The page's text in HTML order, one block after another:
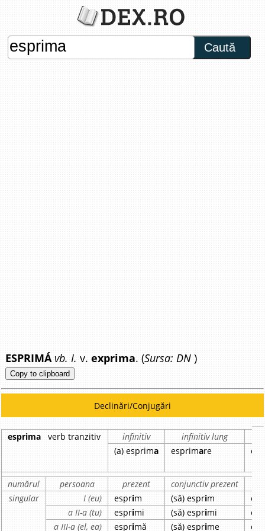
Caută
ESPRIMÁ vb. I. v.exprima. (Sursa: DN )
Copy to clipboard
Declinări/Conjugări
esprima verb tranzitiv infinitiv infinitiv lung
(a) esprima esprimare
numărul persoana prezent conjunctiv prezent
singular
I (eu) esprim (să) esprim
a II-a (tu)
esprimi (să) esprimi
a III-a (el, ea)
esprimă (să) esprime